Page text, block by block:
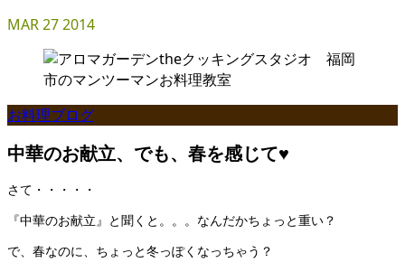
MAR272014
お料理ブログ
中華のお献立、でも、春を感じて♥
さて・・・・・
『中華のお献立』と聞くと。。。なんだかちょっと重い？
で、春なのに、ちょっと冬っぽくなっちゃう？